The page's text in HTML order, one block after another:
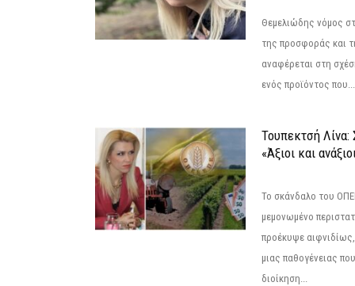
Θεμελιώδης νόμος
της προσφοράς και
αναφέρεται στη
ενός προϊόντος που...
Τουπεκτσή
«Άξιοι και
Το σκάνδαλο του
μεμονωμένο
προέκυψε
μιας παθογένειας
διοίκηση...